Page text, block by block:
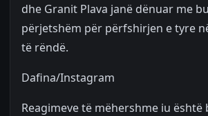
dhe Granit Plava janë dënuar me
përjetshëm për përfshirjen e tyre
të rëndë.
Dafina/Instagram
Reagimeve të mëhershme iu është